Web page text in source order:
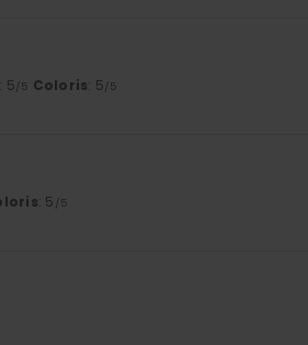
: 5/5 Coloris: 5/5
: 5 /5